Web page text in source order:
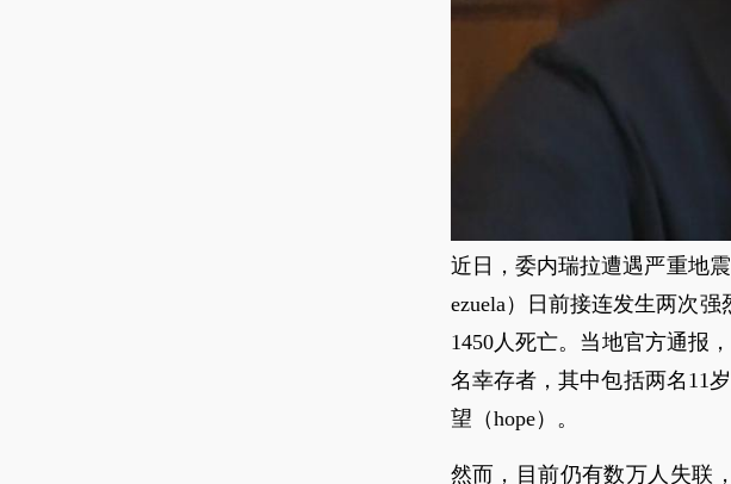
近日，委内瑞拉遭遇严重地
ezuela）日前接连发生两次
1450人死亡。当地官方通报
名幸存者，其中包括两名11
望（hope）。
然而，目前仍有数万人失联